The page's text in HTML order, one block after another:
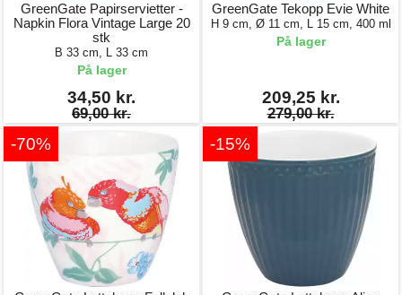
GreenGate Papirservietter -
Napkin Flora Vintage Large 20
stk
B 33 cm, L 33 cm
På lager
34,50 kr.
69,00 kr.
GreenGate Tekopp Evie White
H 9 cm, Ø 11 cm, L 15 cm, 400 ml
På lager
209,25 kr.
279,00 kr.
-70% -15%